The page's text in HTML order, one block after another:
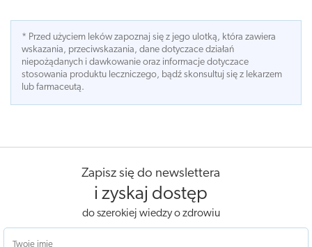
* Przed użyciem leków zapoznaj się z jego ulotką, która zawiera
wskazania, przeciwskazania, dane dotyczace działań
niepożądanych i dawkowanie oraz informacje dotyczace
stosowania produktu leczniczego, bądź skonsultuj się z lekarzem
lub farmaceutą.
Zapisz się do newslettera
i zyskaj dostęp
do szerokiej wiedzy o zdrowiu